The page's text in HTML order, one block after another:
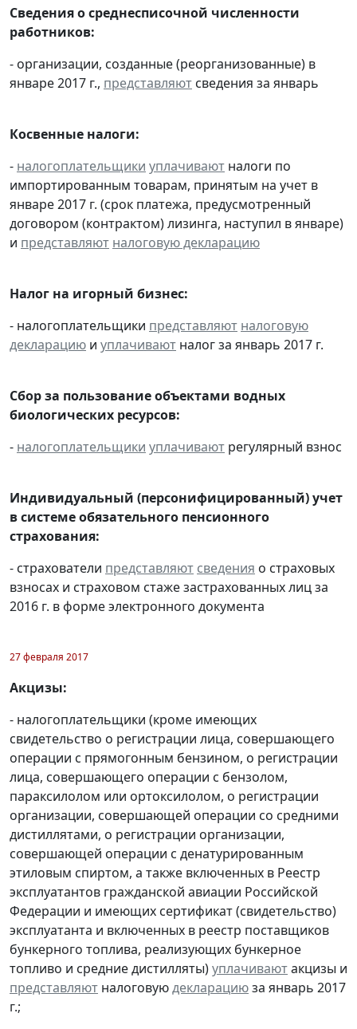
Сведения о среднесписочной численности
работников:
- организации, созданные (реорганизованные) в
январе 2017 г., представляют сведения за январь
Косвенные налоги:
- налогоплательщики уплачивают налоги по
импортированным товарам, принятым на учет в
январе 2017 г. (срок платежа, предусмотренный
договором (контрактом) лизинга, наступил в январе)
и представляют налоговую декларацию
Налог на игорный бизнес:
- налогоплательщики представляют налоговую
декларацию и уплачивают налог за январь 2017 г.
Сбор за пользование объектами водных
биологических ресурсов:
- налогоплательщики уплачивают регулярный взнос
Индивидуальный (персонифицированный) учет
в системе обязательного пенсионного
страхования:
- страхователи представляют сведения о страховых
взносах и страховом стаже застрахованных лиц за
2016 г. в форме электронного документа
27 февраля 2017
Акцизы:
- налогоплательщики (кроме имеющих
свидетельство о регистрации лица, совершающего
операции с прямогонным бензином, о регистрации
лица, совершающего операции с бензолом,
параксилолом или ортоксилолом, о регистрации
организации, совершающей операции со средними
дистиллятами, о регистрации организации,
совершающей операции с денатурированным
этиловым спиртом, а также включенных в Реестр
эксплуатантов гражданской авиации Российской
Федерации и имеющих сертификат (свидетельство)
эксплуатанта и включенных в реестр поставщиков
бункерного топлива, реализующих бункерное
топливо и средние дистилляты)уплачиваютакцизы и
представляют налоговуюдекларациюза январь 2017
г.;